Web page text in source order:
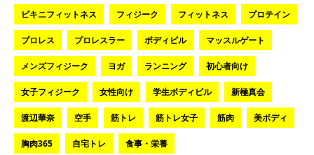
ビキニフィットネス フィジーク フィットネス プロテイン
プロレス プロレスラー ボディビル マッスルゲート
メンズフィジーク ヨガ ランニング 初心者向け
女子フィジーク 女性向け 学生ボディビル 新極真会
渡辺華奈 空手 筋トレ 筋トレ女子 筋肉 美ボディ
胸肉365 自宅トレ 食事・栄養